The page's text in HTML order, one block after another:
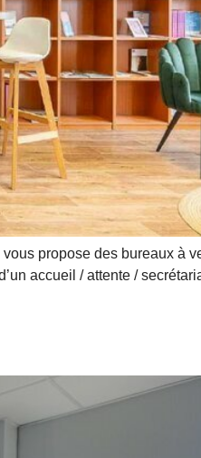
propose des bureaux à
accueil / attente /